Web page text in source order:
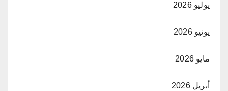
يوليو 2026
يونيو 2026
مايو 2026
أبريل 2026